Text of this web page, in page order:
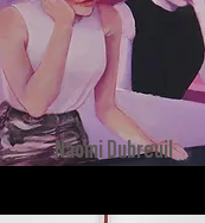
Naomi Dubreuil